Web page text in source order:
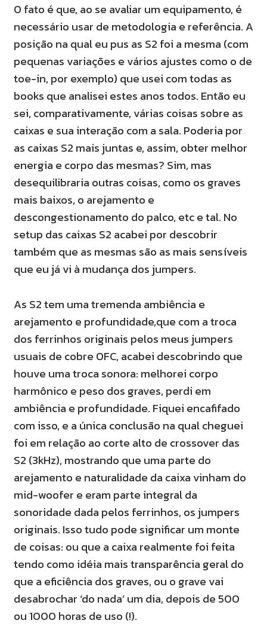
O fato é que, ao se avaliar um equipamento, é
necessário usar de metodologia e referência. A
posição na qual eu pus as S2 foi a mesma (com
pequenas variações e vários ajustes como o de
toe-in, por exemplo) que usei com todas as
books que analisei estes anos todos. Então eu
sei, comparativamente, várias coisas sobre as
caixas e sua interação com a sala. Poderia por
as caixas S2 mais juntas e, assim, obter melhor
energia e corpo das mesmas? Sim, mas
desequilibraria outras coisas, como os graves
mais baixos, o arejamento e
descongestionamento do palco, etc e tal. No
setup das caixas S2 acabei por descobrir
também que as mesmas são as mais sensíveis
que eu já vi à mudança dos jumpers.
As S2 tem uma tremenda ambiência e
arejamento e profundidade,que com a troca
dos ferrinhos originais pelos meus jumpers
usuais de cobre OFC, acabei descobrindo que
houve uma troca sonora: melhorei corpo
harmônico e peso dos graves, perdi em
ambiência e profundidade. Fiquei encafifado
com isso, e a única conclusão na qual cheguei
foi em relação ao corte alto de crossover das
S2 (3kHz), mostrando que uma parte do
arejamento e naturalidade da caixa vinham do
mid-woofer e eram parte integral da
sonoridade dada pelos ferrinhos, os jumpers
originais. Isso tudo pode significar um monte
de coisas: ou que a caixa realmente foi feita
tendo como idéia mais transparência geral do
que a eficiência dos graves, ou o grave vai
desabrochar ‘do nada’ um dia, depois de 500
ou 1000 horas de uso (!).